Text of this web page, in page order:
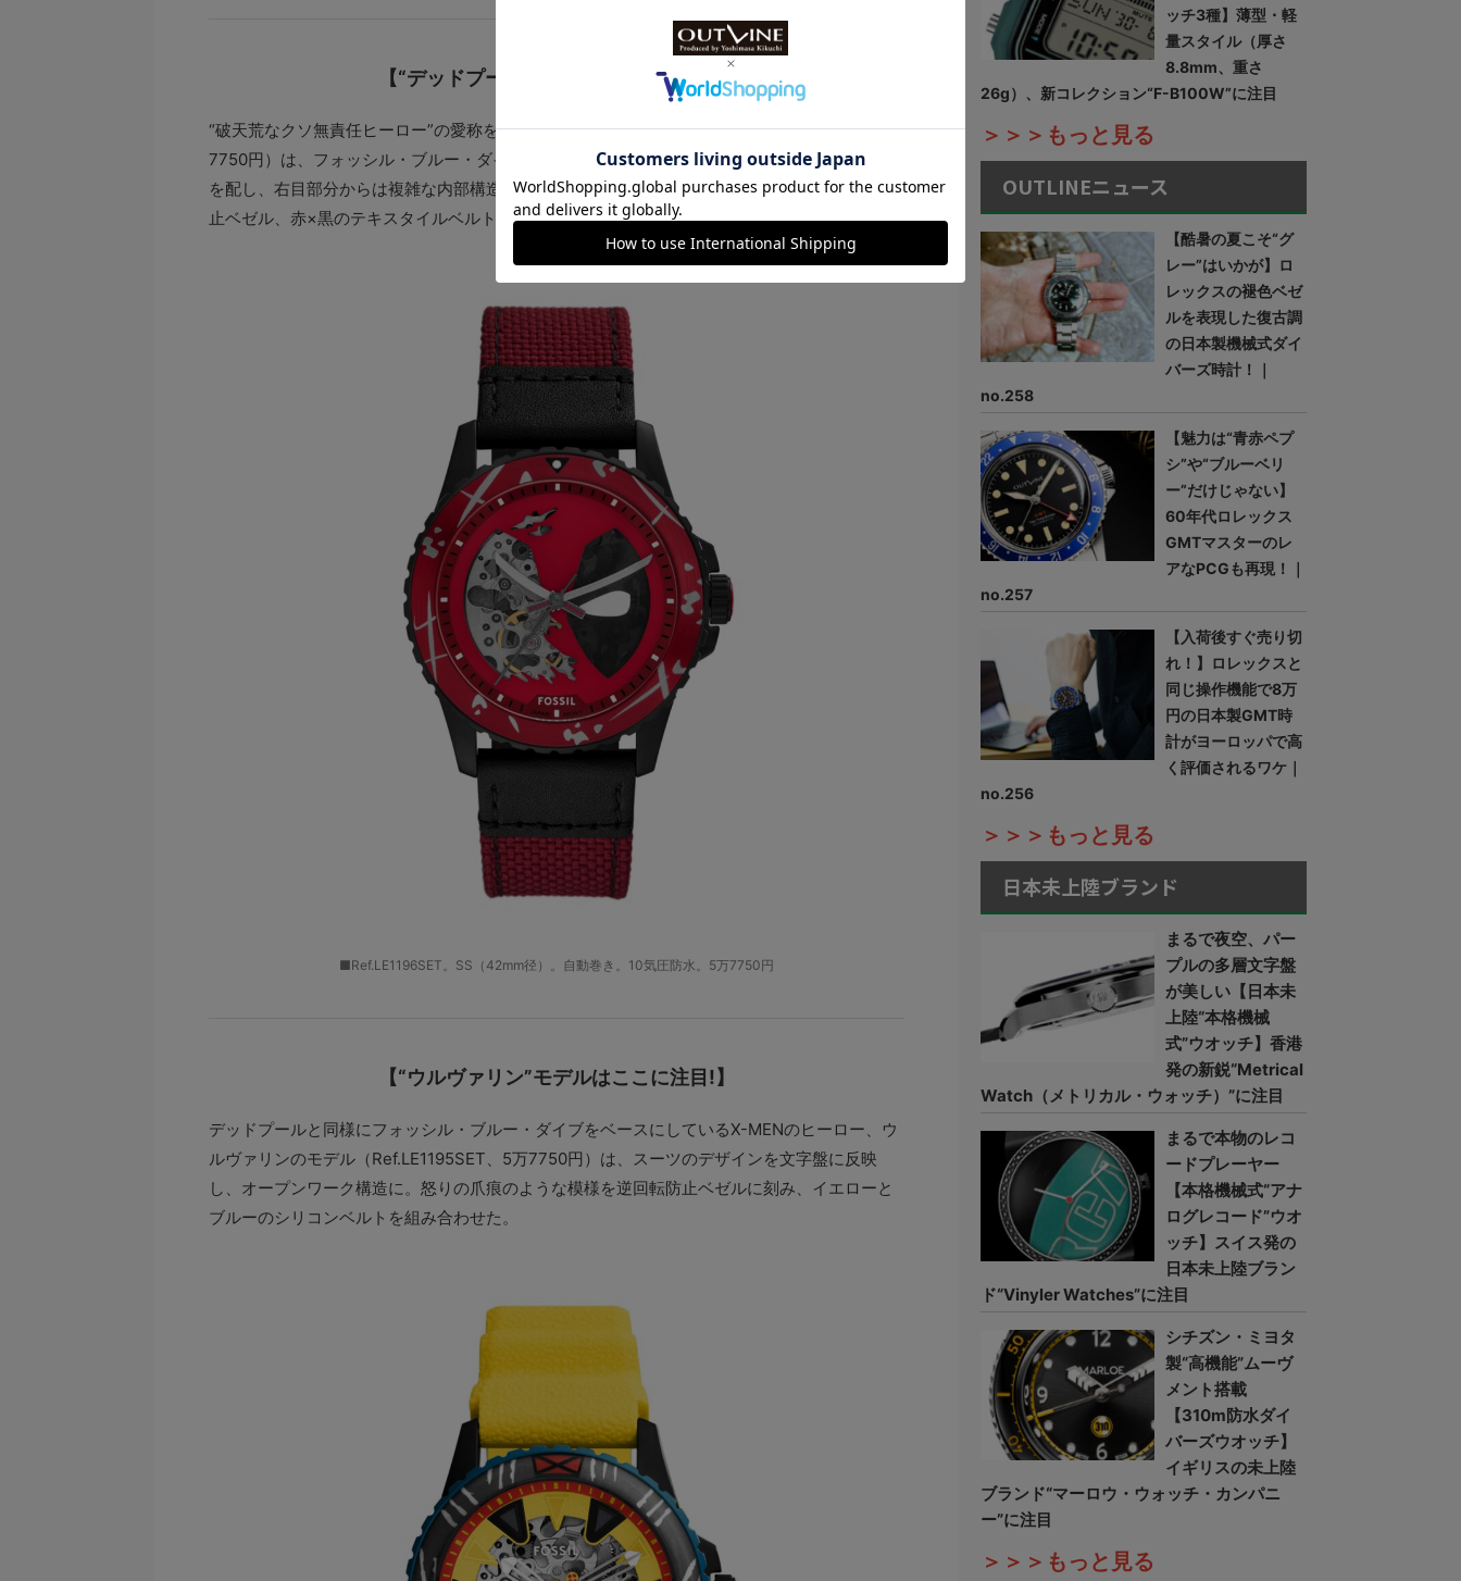
【“デッドプール”モデルはここに注目!】
“破天荒なクソ無責任ヒーロー”の愛称を持つデッドプールのモデル（Ref.LE1196SET、5万
7750円）は、フォッシル・ブルー・ダイブをベースにした。文字盤にはデッドプールのマスク
を配し、右目部分からは複雑な内部構造をのぞくことができる。また、傷を表現した逆回転防
止ベゼル、赤×黒のテキスタイルベルトが特徴的だ。
■Ref.LE1196SET。SS（42mm径）。自動巻き。10気圧防水。5万7750円
【“ウルヴァリン”モデルはここに注目!】
デッドプールと同様にフォッシル・ブルー・ダイブをベースにしているX-MENのヒーロー、ウ
ルヴァリンのモデル（Ref.LE1195SET、5万7750円）は、スーツのデザインを文字盤に反映
し、オープンワーク構造に。怒りの爪痕のような模様を逆回転防止ベゼルに刻み、イエローと
ブルーのシリコンベルトを組み合わせた。
ッチ3種】薄型・軽
量スタイル（厚さ
8.8mm、重さ
26g）、新コレクション“F-B100W”に注目
＞＞＞もっと見る
OUTLINEニュース
【酷暑の夏こそ“グ
レー”はいかが】ロ
レックスの褪色ベゼ
ルを表現した復古調
の日本製機械式ダイ
バーズ時計！｜
no.258
【魅力は“青赤ペプ
シ”や“ブルーベリ
ー”だけじゃない】
60年代ロレックス
GMTマスターのレ
アなPCGも再現！｜
no.257
【入荷後すぐ売り切
れ！】ロレックスと
同じ操作機能で8万
円の日本製GMT時
計がヨーロッパで高
く評価されるワケ｜
no.256
＞＞＞もっと見る
日本未上陸ブランド
まるで夜空、パー
プルの多層文字盤
が美しい【日本未
上陸“本格機械
式”ウオッチ】香港
発の新鋭“Metrical
Watch（メトリカル・ウォッチ）”に注目
まるで本物のレコ
ードプレーヤー
【本格機械式“アナ
ログレコード”ウオ
ッチ】スイス発の
日本未上陸ブラン
ド“Vinyler Watches”に注目
シチズン・ミヨタ
製“高機能”ムーヴ
メント搭載
【310m防水ダイ
バーズウオッチ】
イギリスの未上陸
ブランド“マーロウ・ウォッチ・カンパニ
ー”に注目
＞＞＞もっと見る